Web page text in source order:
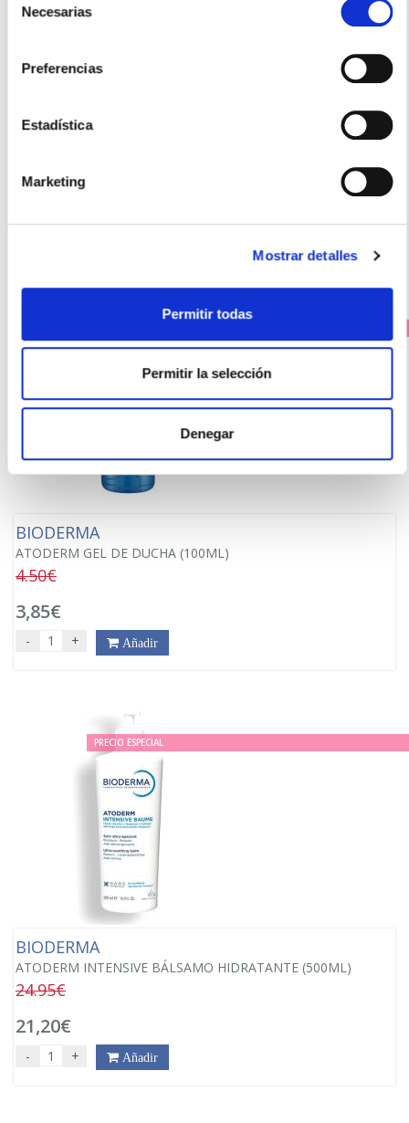
Necesarias
Preferencias
Estadística
Marketing
Mostrar detalles
Permitir todas
Permitir la selección
Denegar
BIODERMA
- + Añadir
BIODERMA
ATODERM GEL DE DUCHA (100ML)
4.50€
3,85€
- + Añadir
PRECIO ESPECIAL
BIODERMA
ATODERM INTENSIVE BÁLSAMO HIDRATANTE (500ML)
24.95€
21,20€
- + Añadir